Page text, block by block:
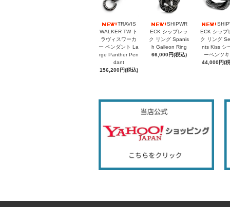
TRAVIS
WALKER TW ト
ラヴィスワーカ
ー ペンダント La
rge Panther Pen
dant
156,200円(税込)
SHIPWR
ECK シップレッ
ク リング Spanis
h Galleon Ring
66,000円(税込)
ECK シップ
ク リング
nts Kiss シ
ーペンツ
44,000円(